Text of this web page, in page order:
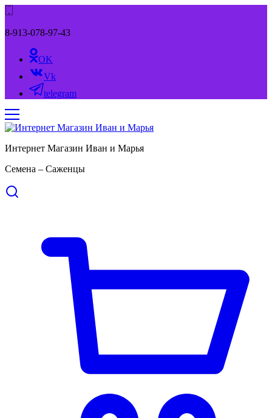
8-913-078-97-43
OK
Vk
telegram
Интернет Магазин Иван и Марья
Семена – Саженцы